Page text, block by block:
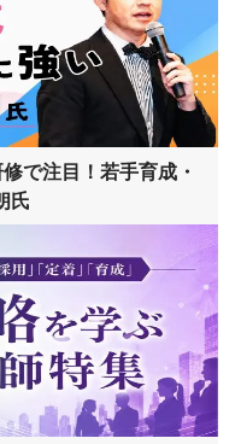
で注目！若手育成・
氏